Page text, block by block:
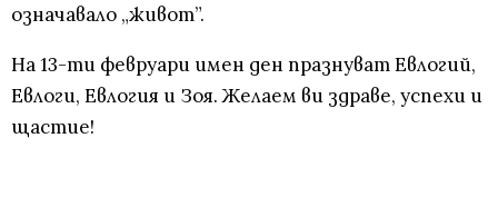
означавало „живот”.
На 13-ти февруари имен ден празнуват Евлогий,
Евлоги, Евлогия и Зоя. Желаем ви здраве, успехи и
щастие!